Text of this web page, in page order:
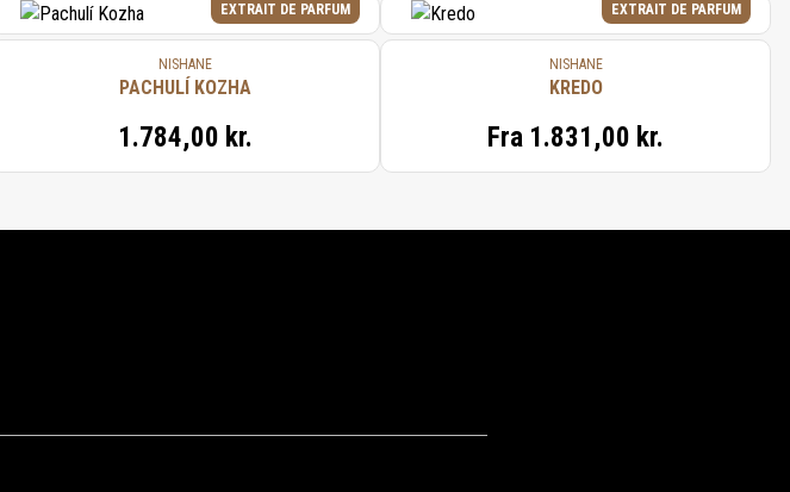
EXTRAIT DE PARFUM
NISHANE
PACHULÍ KOZHA
1.784,00 kr.
EXTRAIT DE PARFUM
NISHANE
KREDO
Fra 1.831,00 kr.